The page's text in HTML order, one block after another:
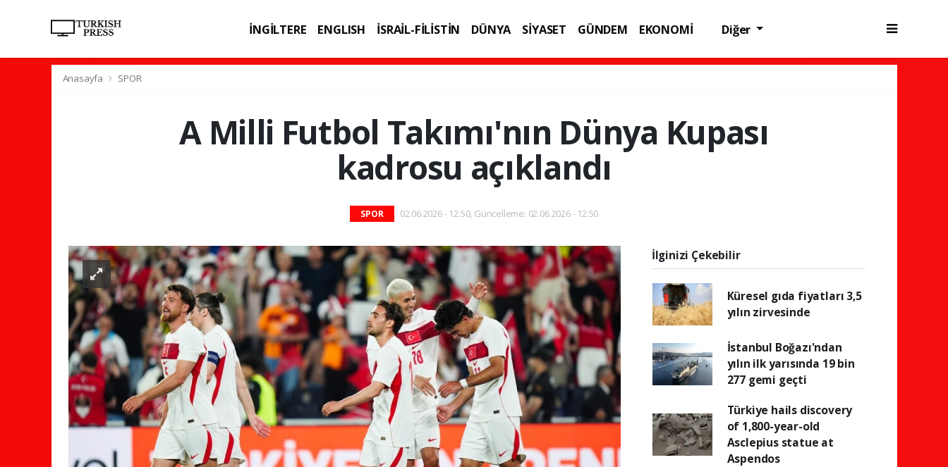
İNGİLTERE ENGLISH İSRAİL-FİLİSTİN DÜNYA SİYASET GÜNDEM
EKONOMİ
Diğer
Anasayfa SPOR
A Milli Futbol Takımı'nın Dünya Kupası
kadrosu açıklandı
SPOR 02.06.2026 - 12:50, Güncelleme: 02.06.2026 - 12:50
İlginizi Çekebilir
Küresel gıda fiyatları 3,5
yılın zirvesinde
İstanbul Boğazı'ndan
yılın ilk yarısında 19 bin
277 gemi geçti
Türkiye hails discovery
of 1,800-year-old
Asclepius statue at
Aspendos